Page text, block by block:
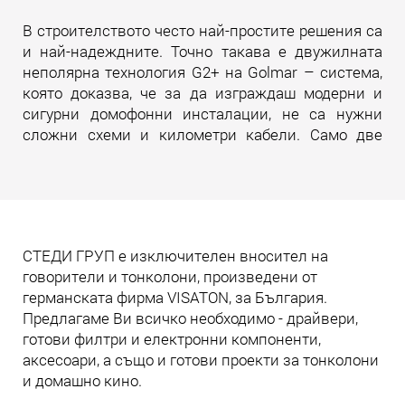
В строителството често най-простите решения са
и най-надеждните. Точно такава е двужилната
неполярна технология G2+ на Golmar – система,
която доказва, че за да изграждаш модерни и
сигурни домофонни инсталации, не са нужни
сложни схеми и километри кабели. Само две
СТЕДИ ГРУП е изключителен вносител на
говорители и тонколони, произведени от
германската фирма VISATON, за България.
Предлагаме Ви всичко необходимо - драйвери,
готови филтри и електронни компоненти,
аксесоари, а също и готови проекти за тонколони
и домашно кино.